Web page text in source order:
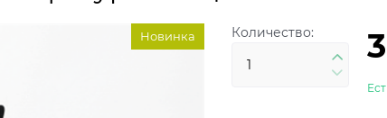
Новинка Количество: